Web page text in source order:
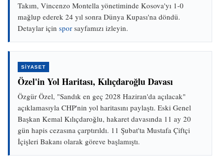
Takım, Vincenzo Montella yönetiminde Kosova'yı 1-0
mağlup ederek 24 yıl sonra Dünya Kupası'na döndü.
Detaylar için spor sayfamızı izleyin.
SİYASET
Özel'in Yol Haritası, Kılıçdaroğlu Davası
Özgür Özel, "Sandık en geç 2028 Haziran'da açılacak"
açıklamasıyla CHP'nin yol haritasını paylaştı. Eski Genel
Başkan Kemal Kılıçdaroğlu, hakaret davasında 11 ay 20
gün hapis cezasına çarptırıldı. 11 Şubat'ta Mustafa Çiftçi
İçişleri Bakanı olarak göreve başlamıştı.